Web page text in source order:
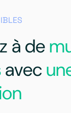
à de
avec